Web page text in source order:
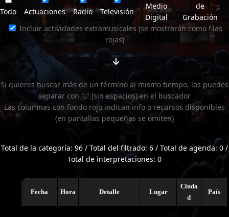
Todo Actuaciones Radio Televisión
Medio
Digital
de
Grabación
Incluir actividades extramusicales (se mostrarán como filas
rojas)
Si quieres buscar más de un término al mismo tiempo, los puedes
separar con ";" (sin espacios) en el buscador
Las columnas con fondo rojo indican info o recursos disponibles
(en pantallas pequeñas se omiten)
Total de la categoría: 96 / Total del filtrado: 6 / Total de agenda: 0 /
Total de interpretaciones: 0
Fecha Hora Detalle Lugar
Ciuda
d
País